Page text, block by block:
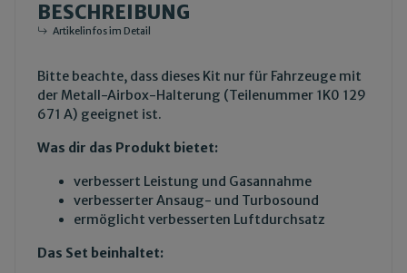
BESCHREIBUNG
Artikelinfos im Detail
Bitte beachte, dass dieses Kit nur für Fahrzeuge mit
der Metall-Airbox-Halterung (Teilenummer 1K0 129
671 A) geeignet ist.
Was dir das Produkt bietet:
verbessert Leistung und Gasannahme
verbesserter Ansaug- und Turbosound
ermöglicht verbesserten Luftdurchsatz
Das Set beinhaltet: